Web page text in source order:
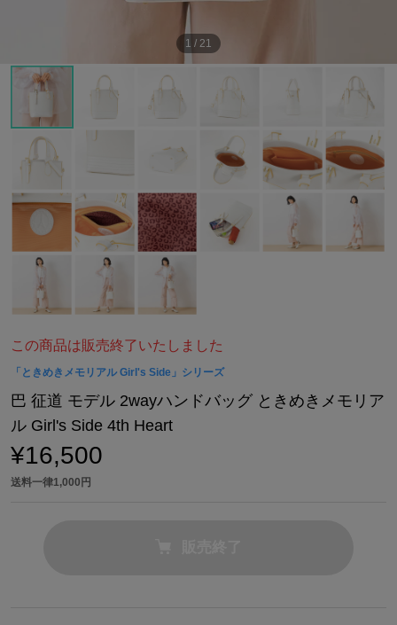
1 / 21
この商品は販売終了いたしました
「ときめきメモリアル Girl's Side」シリーズ
巴 征道 モデル 2wayハンドバッグ ときめきメモリア
ル Girl's Side 4th Heart
¥16,500
送料一律1,000円